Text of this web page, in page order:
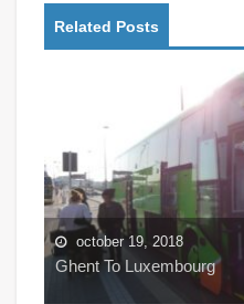
Related Posts
october 18, 2018
Ghent